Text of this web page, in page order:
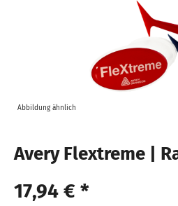
Abbildung ähnlich
Avery Flextreme |
17,94 € *